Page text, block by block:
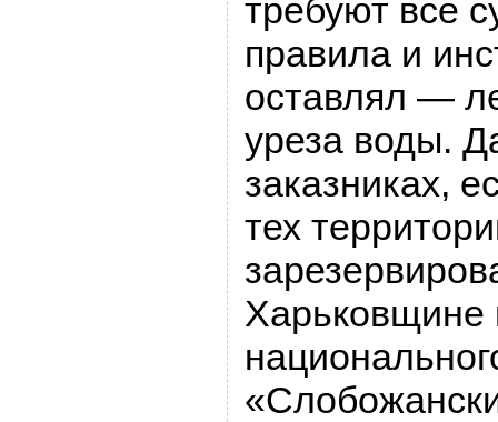
требуют все
правила и
оставлял —
уреза воды.
заказниках,
тех
Харьковщине